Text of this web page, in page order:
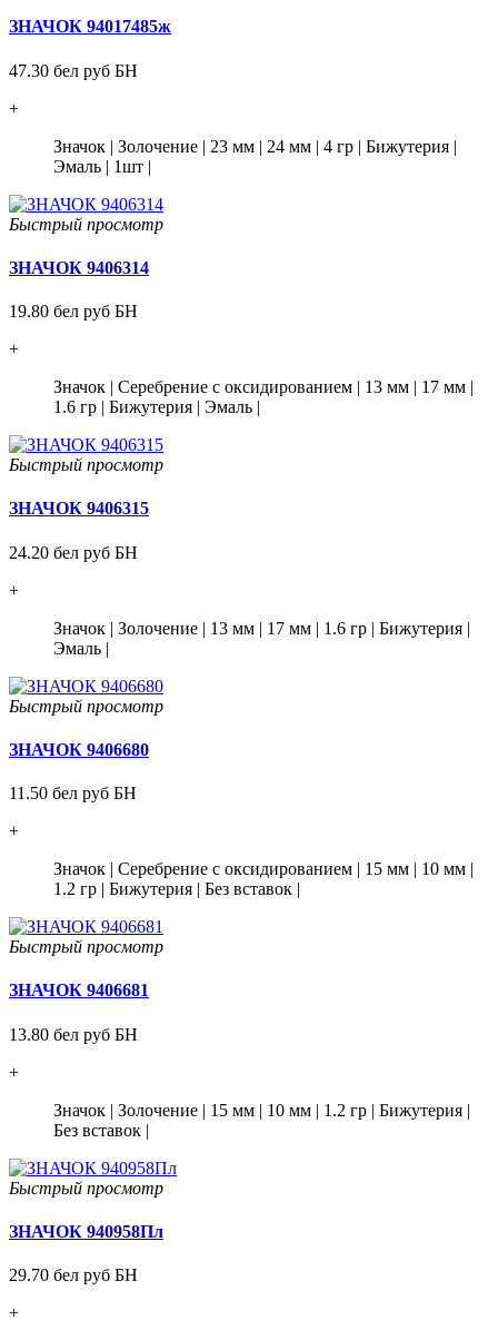
ЗНАЧОК 94017485ж
47.30 бел руб БН
+
Значок | Золочение | 23 мм | 24 мм | 4 гр | Бижутерия |
Эмаль | 1шт |
Быстрый просмотр
ЗНАЧОК 9406314
19.80 бел руб БН
+
Значок | Серебрение с оксидированием | 13 мм | 17 мм |
1.6 гр | Бижутерия | Эмаль |
Быстрый просмотр
ЗНАЧОК 9406315
24.20 бел руб БН
+
Значок | Золочение | 13 мм | 17 мм | 1.6 гр | Бижутерия |
Эмаль |
Быстрый просмотр
ЗНАЧОК 9406680
11.50 бел руб БН
+
Значок | Серебрение с оксидированием | 15 мм | 10 мм |
1.2 гр | Бижутерия | Без вставок |
Быстрый просмотр
ЗНАЧОК 9406681
13.80 бел руб БН
+
Значок | Золочение | 15 мм | 10 мм | 1.2 гр | Бижутерия |
Без вставок |
Быстрый просмотр
ЗНАЧОК 940958Пл
29.70 бел руб БН
+